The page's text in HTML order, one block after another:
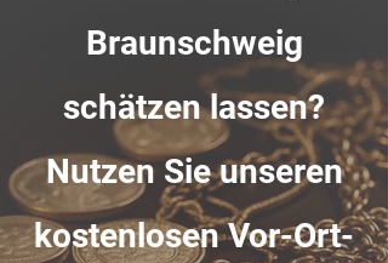
Braunschweig
schätzen lassen?
Nutzen Sie unseren
kostenlosen Vor-Ort-